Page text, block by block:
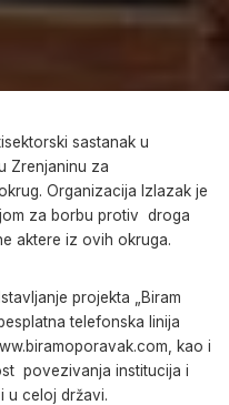
sastanak u
Zrenjaninu za
Organizacija Izlazak je
za borbu protiv droga
aktere iz ovih okruga.
projekta „Biram
telefonska linija
kao i
povezivanja institucija i
u celoj državi.